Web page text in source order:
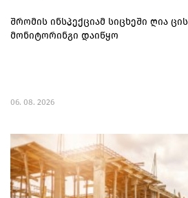
შრომის ინსპექციამ სიცხეში ღია
მონიტორინგი დაიწყო
06. 08. 2026